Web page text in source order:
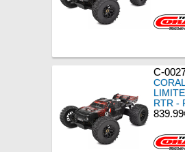
C-
RTR -